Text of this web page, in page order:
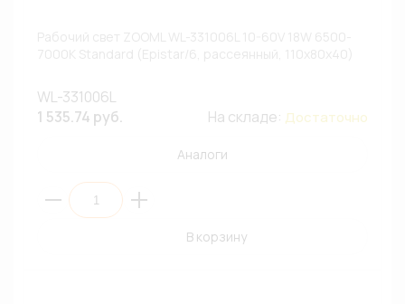
WL-331006L
1 535.74 руб.
На складе: Достаточно
Аналоги
В корзину